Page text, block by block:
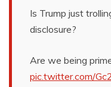
Is Trump just
disclosure?
Are we being
pic.twitter.com/